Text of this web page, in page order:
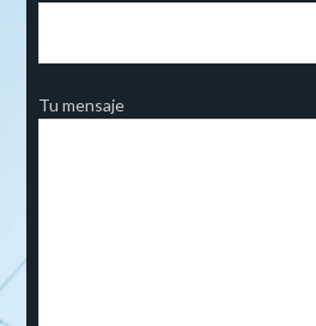
Tu mensaje